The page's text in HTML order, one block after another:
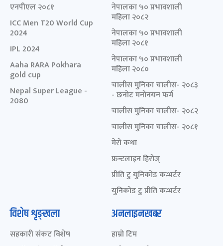
एनपीएल २०८१
ICC Men T20 World Cup
2024
IPL 2024
Aaha RARA Pokhara
gold cup
Nepal Super League -
2080
नेपालका ५० प्रभावशाली
महिला २०८२
नेपालका ५० प्रभावशाली
महिला २०८१
नेपालका ५० प्रभावशाली
महिला २०८०
चालीस मुनिका चालीस- २०८३
- छनोट मनोनयन फर्म
चालीस मुनिका चालीस- २०८२
चालीस मुनिका चालीस- २०८१
मेरो कथा
फ्रन्टलाइन हिरोज्
प्रीति टु युनिकोड कन्भर्टर
युनिकोड टु प्रीति कन्भर्टर
विशेष शृङ्खला
सहकारी संकट विशेष
अनलाइनखबर
हाम्रो टिम